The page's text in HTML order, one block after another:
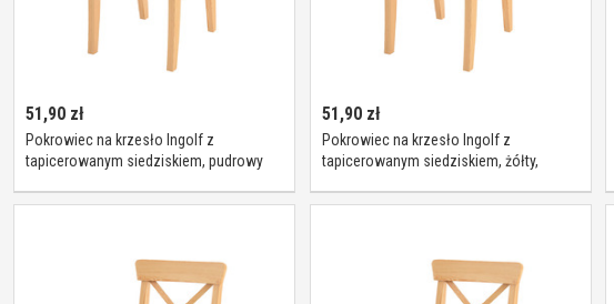
51,90 zł
Pokrowiec na krzesło Ingolf z
tapicerowanym siedziskiem, pudrowy
51,90zł
Pokrowiec na krzesło Ingolf z
tapicerowanym siedziskiem, żółty,